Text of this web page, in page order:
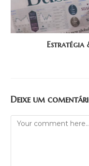
Estratégia
Deixe um